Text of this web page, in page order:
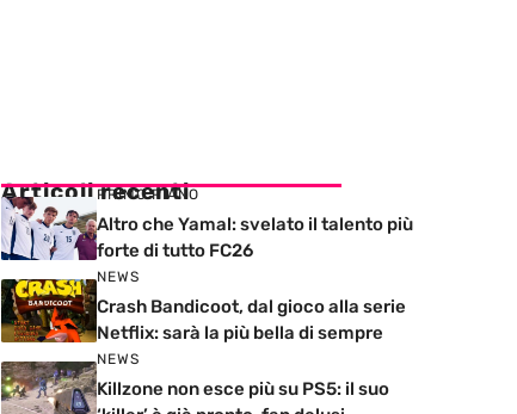
Articoli recenti
PRIMO PIANO
Altro che Yamal: svelato il talento più
forte di tutto FC26
NEWS
Crash Bandicoot, dal gioco alla serie
Netflix: sarà la più bella di sempre
NEWS
Killzone non esce più su PS5: il suo